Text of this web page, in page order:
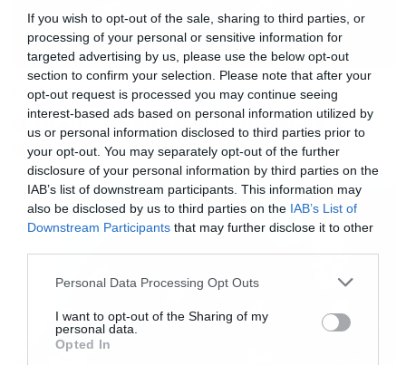
If you wish to opt-out of the sale, sharing to third parties, or
processing of your personal or sensitive information for
targeted advertising by us, please use the below opt-out
section to confirm your selection. Please note that after your
opt-out request is processed you may continue seeing
interest-based ads based on personal information utilized by
us or personal information disclosed to third parties prior to
your opt-out. You may separately opt-out of the further
disclosure of your personal information by third parties on the
IAB’s list of downstream participants. This information may
also be disclosed by us to third parties on the IAB’s List of
Downstream Participants that may further disclose it to other
Please note that this website/app uses one or more Google
not limited to your visit or usage behaviour. You may click to
grant or deny consent to Google and its third-party tags to
use your data for below specified purposes in below Google
Personal Data Processing Opt Outs
I want to opt-out of the Sharing of my
personal data.
Opted In
Δεν είναι η πρώτη φορά που κάτι θα λάβει
χώρα στο χώρο του Cariocas Beach Bar. Πες
μας δυο λόγια για το τι έχει φιλοξενήσει ο
χώρος σας όλα αυτά τα χρόνια ύπαρξής του,
όπως και δυο λόγια για την ιστορία του
γενικότερα.
Το Cariocas είναι από τη φύση του μια μουσική
φωλιά και μάλιστα μια από τις παλαιότερες εν
Music
Ο Glenn Hughes αποσύρθηκε
από τις ζωντανές εμφανίσεις